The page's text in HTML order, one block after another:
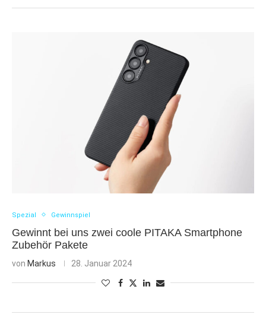
Spezial Gewinnspiel
Gewinnt bei uns zwei coole PITAKA Smartphone
Zubehör Pakete
von Markus 28. Januar 2024